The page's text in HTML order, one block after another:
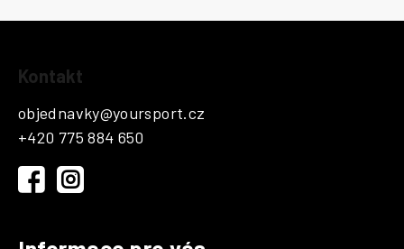
Kontakt
objednavky@yoursport.cz
+420 775 884 650